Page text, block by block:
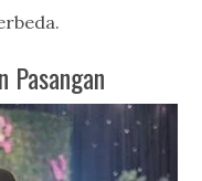
Pasangan